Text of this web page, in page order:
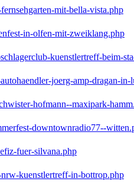
mit-bella-vista.php
in-olfen-mit-zweiklang.php
kuenstlertreff-beim-
joerg-amp-dragan-in-
hofmann--maxipark-
downtownradio77--
fuer-silvana.php
kuenstlertreff-in-bottrop.php